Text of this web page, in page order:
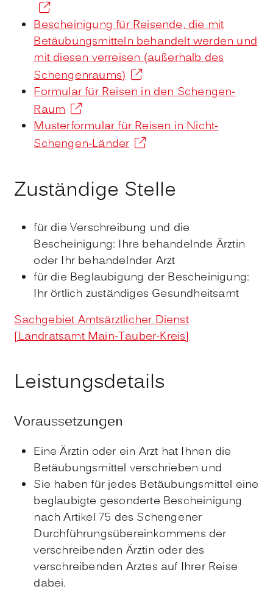
Bescheinigung für Reisende, die mit
Betäubungsmitteln behandelt werden und
mit diesen verreisen (außerhalb des
Schengenraums)
Formular für Reisen in den Schengen-
Raum
Musterformular für Reisen in Nicht-
Schengen-Länder
Zuständige Stelle
für die Verschreibung und die
Bescheinigung: Ihre behandelnde Ärztin
oder Ihr behandelnder Arzt
für die Beglaubigung der Bescheinigung:
Ihr örtlich zuständiges Gesundheitsamt
Sachgebiet Amtsärztlicher Dienst
[Landratsamt Main-Tauber-Kreis]
Leistungsdetails
Voraussetzungen
Eine Ärztin oder ein Arzt hat Ihnen die
Betäubungsmittel verschrieben und
Sie haben für jedes Betäubungsmittel eine
beglaubigte gesonderte Bescheinigung
nach Artikel 75 des Schengener
Durchführungsübereinkommens der
verschreibenden Ärztin oder des
verschreibenden Arztes auf Ihrer Reise
dabei.